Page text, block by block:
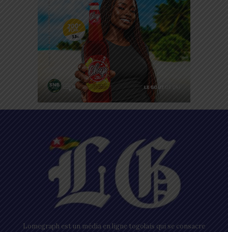
Lomegraph est un média en ligne togolais qui se consacre